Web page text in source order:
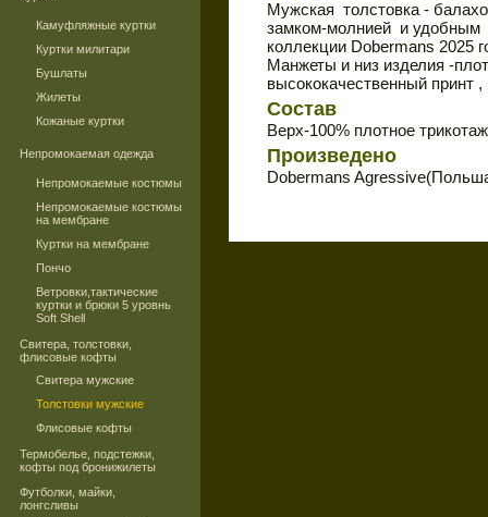
Камуфляжные куртки
Куртки милитари
Бушлаты
Жилеты
Кожаные куртки
Непромокаемая одежда
Непромокаемые костюмы
Непромокаемые костюмы
на мембране
Куртки на мембране
Пончо
Ветровки,тактические
куртки и брюки 5 уровнь
Soft Shell
Свитера, толстовки,
флисовые кофты
Свитера мужские
Толстовки мужские
Флисовые кофты
Термобелье, подстежки,
кофты под бронижилеты
Футболки, майки,
лонгсливы
Мужская толстовка -
замком-молнией и удобным
коллекции Dobermans 2025
Манжеты и низ изделия -
высококачественный
Состав
Верх-100% плотное
Произведено
Dobermans